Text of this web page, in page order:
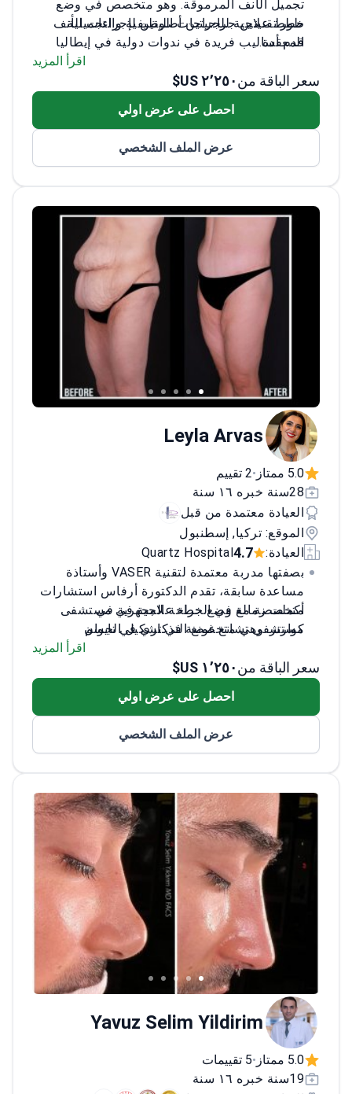
تجميل الأنف المرموقة. وهو متخصص في وضع
خطط علاجية للجراحات الوظيفية والتجميلية
المعقدة.
طور تقنيتين جراحيتين أصليتين لإجراءات الأنف
قدم أساليب فريدة في ندوات دولية في إيطاليا
لينشوبينغ
شباب الوجه بالكامل
اقرأ المزيد
سعر الباقة من٢٬٢٥٠ US$
احصل على عرض اولي
عرض الملف الشخصي
Leyla Arvas
5.0 ممتاز •2 تقييم
28سنة خبره ١٦ سنة
العيادة معتمدة من قبل
الموقع: تركيا, إسطنبول
العيادة:
4.7
Quartz Hospital
بصفتها مدربة معتمدة لتقنية VASER وأستاذة
مساعدة سابقة، تقدم الدكتورة أرفاس استشارات
متخصصة مع وضع خطة علاجية في مستشفى
كوارتز. وهي متخصصة في تشكيل الجسم
أكملت زمالة في الجراحة المجهرية في
مستشفى تشانغ غونغ التذكاري في تايوان
TWMU في طوكيو
معهد خافيير دي بينيتو في برشلونة
اقرأ المزيد
سعر الباقة من١٬٢٥٠ US$
احصل على عرض اولي
عرض الملف الشخصي
Yavuz Selim Yildirim
5.0 ممتاز •5 تقييمات
19سنة خبره ١٦ سنة